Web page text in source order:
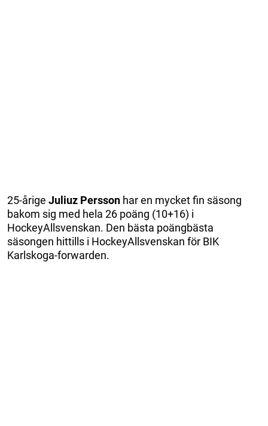
25-årige Juliuz Persson har en mycket fin säsong
bakom sig med hela 26 poäng (10+16) i
HockeyAllsvenskan. Den bästa poängbästa
säsongen hittills i HockeyAllsvenskan för BIK
Karlskoga-forwarden.